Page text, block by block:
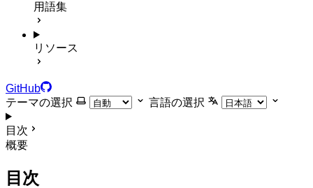
用語集
リソース
GitHub
テーマの選択
言語の選択
目次
概要
目次